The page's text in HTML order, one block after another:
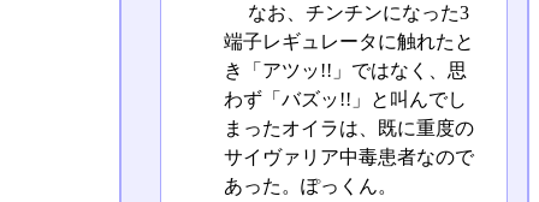
なお、チンチンになった3
端子レギュレータに触れたと
き「アツッ!!」ではなく、思
わず「バズッ!!」と叫んでし
まったオイラは、既に重度の
サイヴァリア中毒患者なので
あった。ぽっくん。